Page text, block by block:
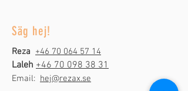
Säg hej!
Reza +46 70 064 57 14
Laleh +46 70 098 38 31
Email: hej@rezax.se